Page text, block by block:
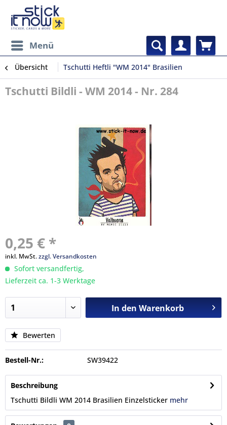
Menü
Übersicht Tschutti Heftli "WM 2014" Brasilien
Tschutti Bildli - WM 2014 - Nr. 284
0,25 € *
inkl. MwSt.zzgl. Versandkosten
Sofort versandfertig,
Lieferzeit ca. 1-3 Werktage
In den Warenkorb
Bewerten
Bestell-Nr.: SW39422
Beschreibung
Tschutti Bildli WM 2014 Brasilien Einzelsticker mehr